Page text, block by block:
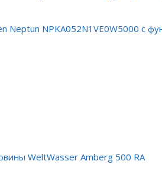
Neptun NPKA052N1VE0W5000 с
WeltWasser Amberg 500 RA